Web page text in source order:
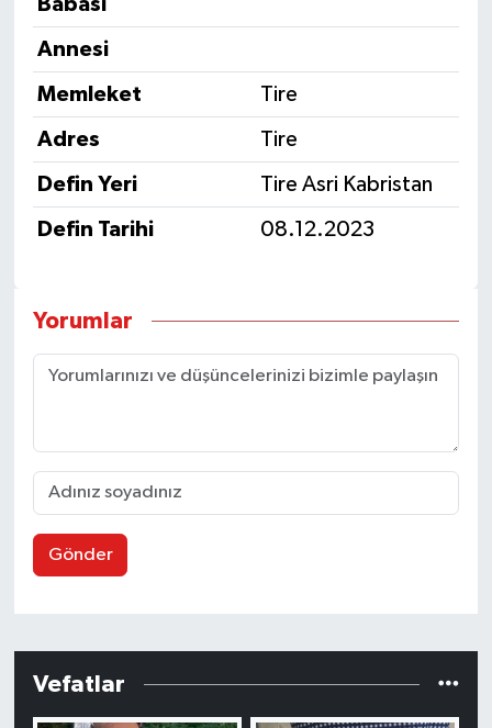
Babası
Annesi
Memleket Tire
Adres Tire
Defin Yeri Tire Asri Kabristan
Defin Tarihi 08.12.2023
Yorumlar
Gönder
Vefatlar